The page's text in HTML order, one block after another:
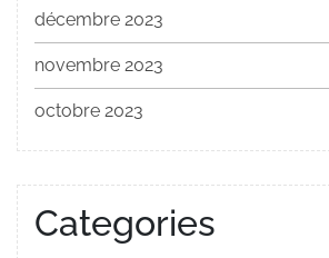
décembre 2023
novembre 2023
octobre 2023
Categories